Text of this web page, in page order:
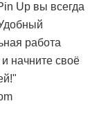
Up вы всегда
работа
начните своё